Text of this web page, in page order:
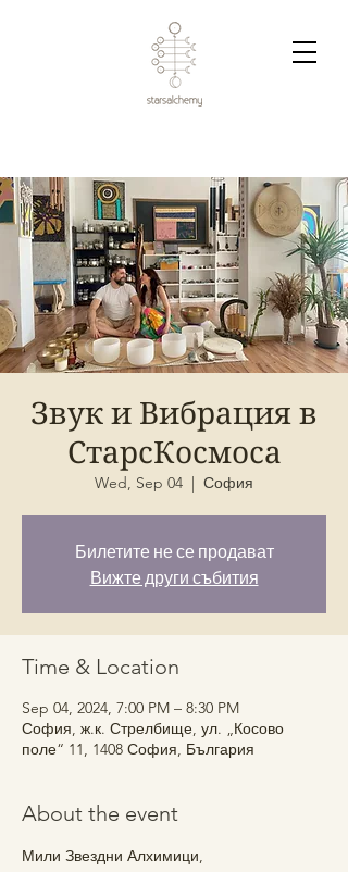
Звук и Вибрация в
СтарсКосмоса
Wed, Sep 04
  |
София
Билетите не се продават
Вижте други събития
Time & Location
Sep 04, 2024, 7:00 PM – 8:30 PM
София, ж.к. Стрелбище, ул. „Косово
поле“ 11, 1408 София, България
About the event
Мили Звездни Алхимици,